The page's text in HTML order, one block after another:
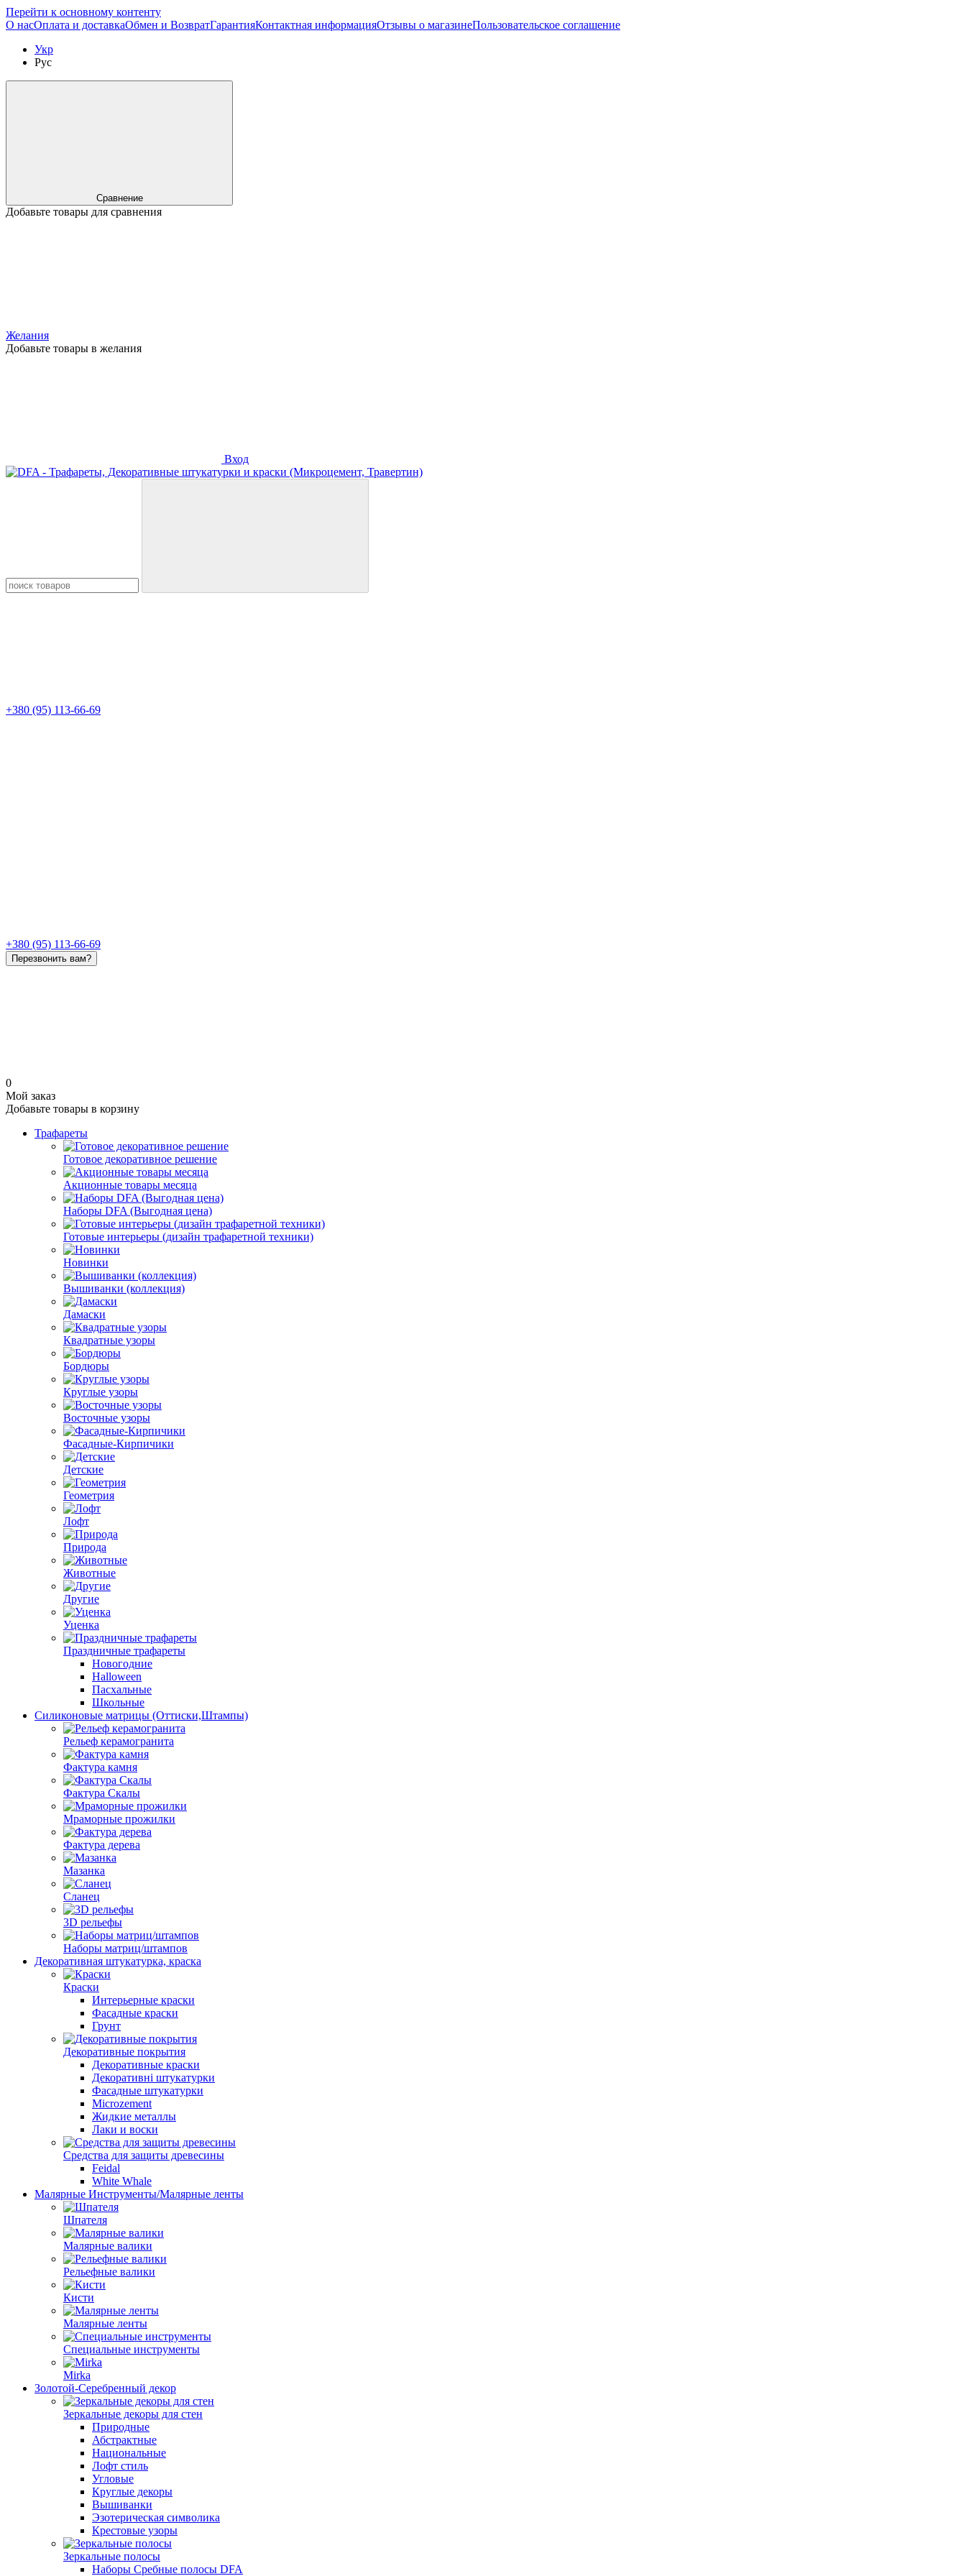
Перейти к основному контенту
О насОплата и доставкаОбмен и ВозвратГарантияКонтактная информацияОтзывы о магазинеПользовательское соглашение
Укр
Рус
Сравнение
Добавьте товары для сравнения
Желания
Добавьте товары в желания
Вход
+380 (95) 113-66-69
+380 (95) 113-66-69
Перезвонить вам?
0
Мой заказ
Добавьте товары в корзину
Трафареты
Готовое декоративное решение
Акционные товары месяца
Наборы DFA (Выгодная цена)
Готовые интерьеры (дизайн трафаретной техники)
Новинки
Вышиванки (коллекция)
Дамаски
Квадратные узоры
Бордюры
Круглые узоры
Восточные узоры
Фасадные-Кирпичики
Детские
Геометрия
Лофт
Природа
Животные
Другие
Уценка
Праздничные трафареты
Новогодние
Halloween
Пасхальные
Школьные
Силиконовые матрицы (Оттиски,Штампы)
Рельеф керамогранита
Фактура камня
Фактура Скалы
Мраморные прожилки
Фактура дерева
Мазанка
Сланец
3D рельефы
Наборы матриц/штампов
Декоративная штукатурка, краска
Краски
Интерьерные краски
Фасадные краски
Грунт
Декоративные покрытия
Декоративные краски
Декоративні штукатурки
Фасадные штукатурки
Microzement
Жидкие металлы
Лаки и воски
Средства для защиты древесины
Feidal
White Whale
Малярные Инструменты/Малярные ленты
Шпателя
Малярные валики
Рельефные валики
Кисти
Малярные ленты
Специальные инструменты
Mirka
Золотой-Серебренный декор
Зеркальные декоры для стен
Природные
Абстрактные
Национальные
Лофт стиль
Угловые
Круглые декоры
Вышиванки
Эзотерическая символика
Крестовые узоры
Зеркальные полосы
Наборы Сребные полосы DFA